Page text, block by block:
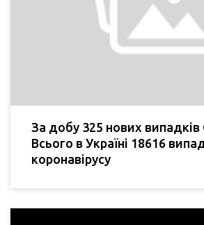
За добу 325 нових випадків
Всього в Україні 18616
коронавірусу